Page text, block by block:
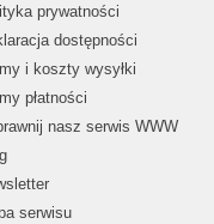
prywatności
dostępności
i koszty wysyłki
płatności
nasz serwis WWW
serwisu